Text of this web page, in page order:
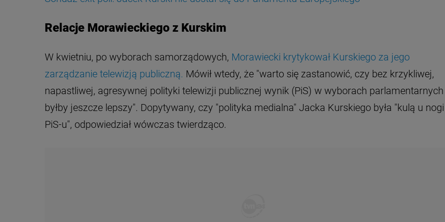
Relacje Morawieckiego z Kurskim
W kwietniu, po wyborach samorządowych, Morawiecki krytykował Kurskiego za jego
zarządzanie telewizją publiczną. Mówił wtedy, że "warto się zastanowić, czy bez krzykliwej,
napastliwej, agresywnej polityki telewizji publicznej wynik (PiS) w wyborach
byłby jeszcze lepszy". Dopytywany, czy "polityka medialna" Jacka Kurskiego była "kulą u nogi
PiS-u", odpowiedział wówczas twierdząco.